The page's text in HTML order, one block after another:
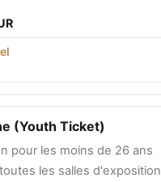
(Youth Ticket)
pour les moins de 26 ans
les salles d'exposition